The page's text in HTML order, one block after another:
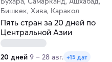
Бишкек, Хива, Каракол
Пять стран за 20 дней по
Центральной Азии
20 дней 9 – 28 авг. +15 дат